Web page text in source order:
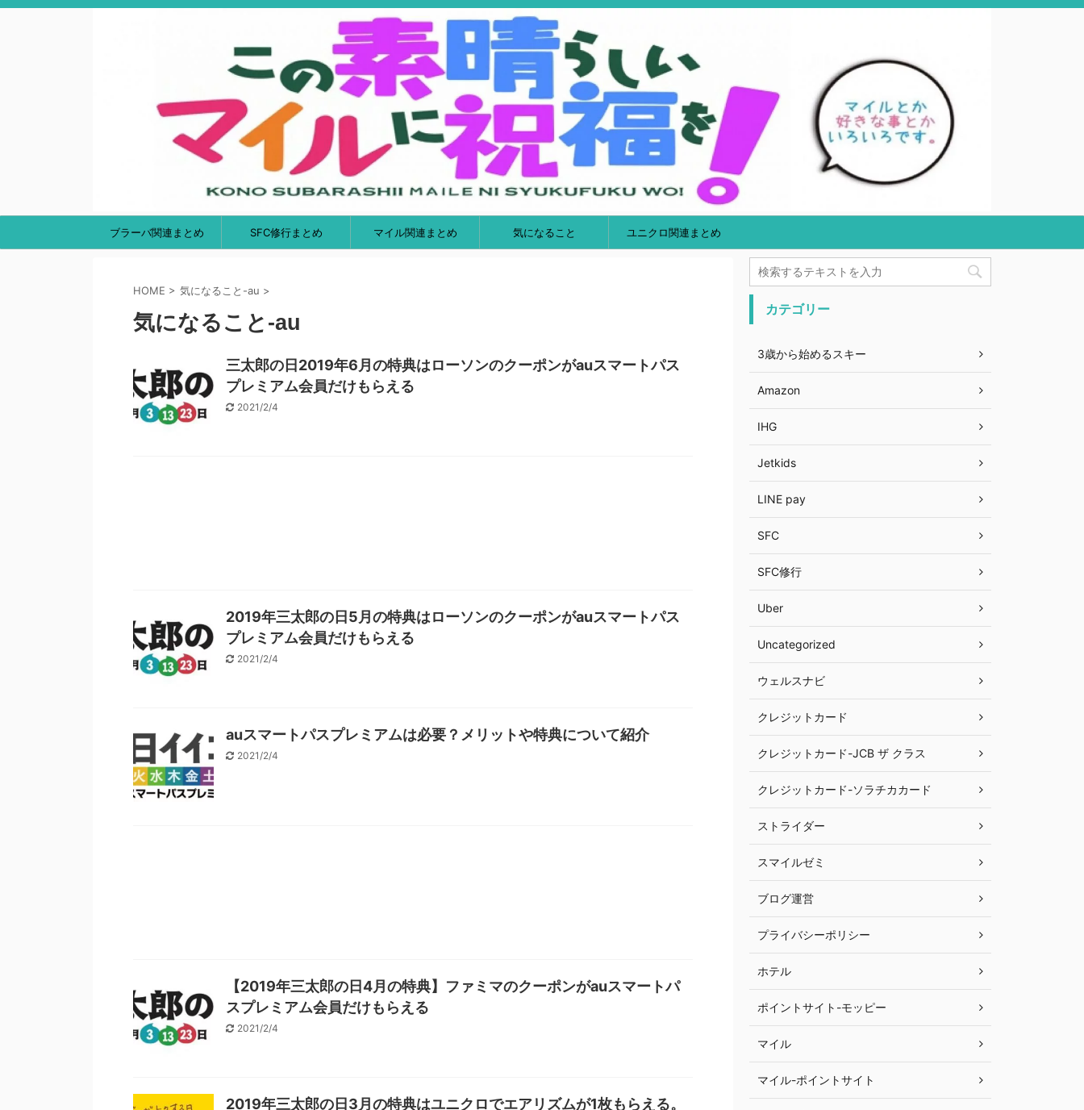
ブラーバ関連まとめ SFC修行まとめ マイル関連まとめ 気になること ユニクロ関連まとめ
HOME > 気になること-au >
気になること-au
三太郎の日2019年6月の特典はローソンのクーポンがauスマートパス
プレミアム会員だけもらえる
2021/2/4
2019年三太郎の日5月の特典はローソンのクーポンがauスマートパス
プレミアム会員だけもらえる
2021/2/4
auスマートパスプレミアムは必要？メリットや特典について紹介
2021/2/4
【2019年三太郎の日4月の特典】ファミマのクーポンがauスマートパ
スプレミアム会員だけもらえる
2021/2/4
2019年三太郎の日3月の特典はユニクロでエアリズムが1枚もらえる。
カテゴリー
3歳から始めるスキー
Amazon
IHG
Jetkids
LINE pay
SFC
SFC修行
Uber
Uncategorized
ウェルスナビ
クレジットカード
クレジットカード-JCB ザ クラス
クレジットカード-ソラチカカード
ストライダー
スマイルゼミ
ブログ運営
プライバシーポリシー
ホテル
ポイントサイト-モッピー
マイル
マイル-ポイントサイト